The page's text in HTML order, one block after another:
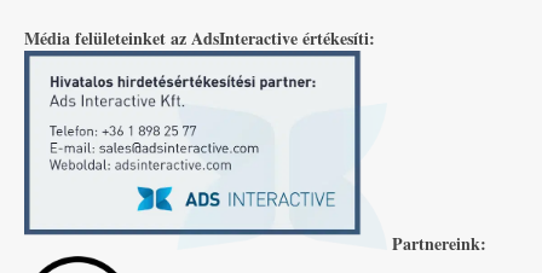
Média felületeinket az AdsInteractive értékesíti:
Partnereink: